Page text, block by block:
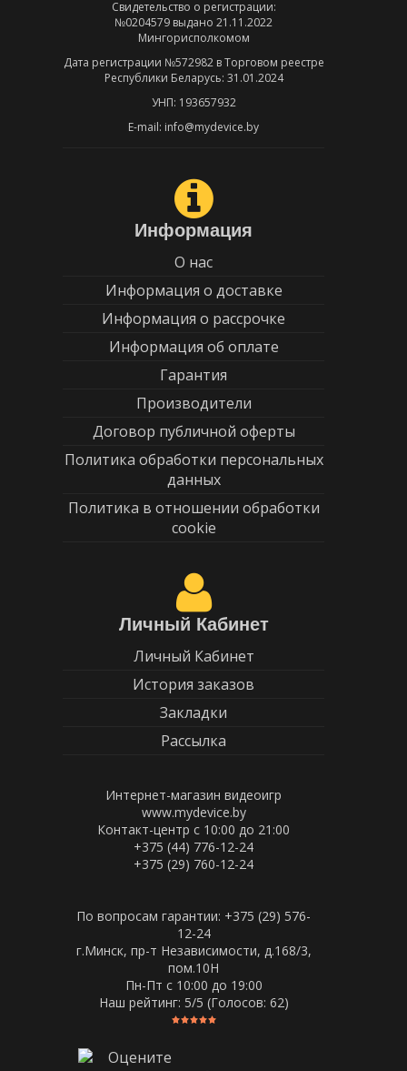
Свидетельство о регистрации:
№0204579 выдано 21.11.2022
Мингорисполкомом
Дата регистрации №572982 в Торговом реестре
Республики Беларусь: 31.01.2024
УНП: 193657932
E-mail: info@mydevice.by
Информация
О нас
Информация о доставке
Информация о рассрочке
Информация об оплате
Гарантия
Производители
Договор публичной оферты
Политика обработки персональных
данных
Политика в отношении обработки
cookie
Личный Кабинет
Личный Кабинет
История заказов
Закладки
Рассылка
Интернет-магазин видеоигр
www.mydevice.by
Контакт-центр с 10:00 до 21:00
+375 (44) 776-12-24
+375 (29) 760-12-24
По вопросам гарантии: +375 (29) 576-
12-24
г.Минск, пр-т Независимости, д.168/3,
пом.10Н
Пн-Пт c 10:00 до 19:00
Наш рейтинг: 5/5 (Голосов: 62)